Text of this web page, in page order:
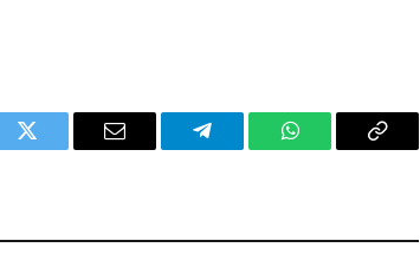
Twitter Email Telegram WhatsAppCopy